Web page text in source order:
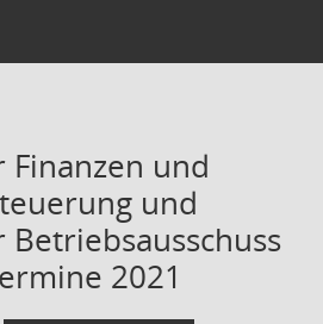
Finanzen und
und
2021